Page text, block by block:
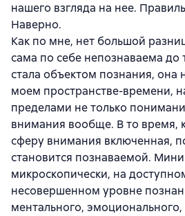
нашего взгляда на нее.
Наверно.
Как по мне, нет большой
сама по себе непознаваема до
стала объектом познания, она
моем пространстве-времени,
пределами не только
внимания вообще. В то время,
сферу внимания включенная,
становится познаваемой.
микроскопически, на
несовершенном уровне
ментального,